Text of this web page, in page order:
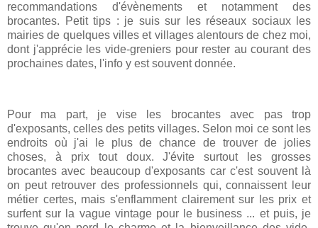
recommandations d'évènements et notamment des
brocantes. Petit tips : je suis sur les réseaux sociaux les
mairies de quelques villes et villages alentours de chez moi,
dont j'apprécie les vide-greniers pour rester au courant des
prochaines dates, l'info y est souvent donnée.
Pour ma part, je vise les brocantes avec pas trop
d'exposants, celles des petits villages. Selon moi ce sont les
endroits où j'ai le plus de chance de trouver de jolies
choses, à prix tout doux. J'évite surtout les grosses
brocantes avec beaucoup d'exposants car c'est souvent là
on peut retrouver des professionnels qui, connaissent leur
métier certes, mais s'enflamment clairement sur les prix et
surfent sur la vague vintage pour le business ... et puis, je